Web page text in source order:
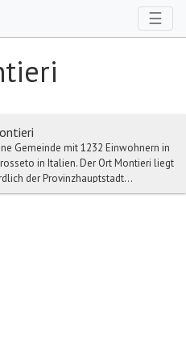
☰
Gemeinde mit 1232 Einwohnern in
in Italien. Der Ort Montieri liegt
der Provinzhauptstadt...